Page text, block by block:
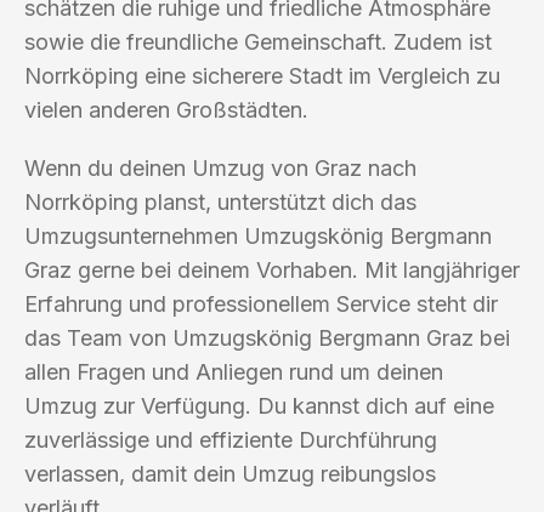
schätzen die ruhige und friedliche Atmosphäre
sowie die freundliche Gemeinschaft. Zudem ist
Norrköping eine sicherere Stadt im Vergleich zu
vielen anderen Großstädten.
Wenn du deinen Umzug von Graz nach
Norrköping planst, unterstützt dich das
Umzugsunternehmen Umzugskönig Bergmann
Graz gerne bei deinem Vorhaben. Mit langjähriger
Erfahrung und professionellem Service steht dir
das Team von Umzugskönig Bergmann Graz bei
allen Fragen und Anliegen rund um deinen
Umzug zur Verfügung. Du kannst dich auf eine
zuverlässige und effiziente Durchführung
verlassen, damit dein Umzug reibungslos